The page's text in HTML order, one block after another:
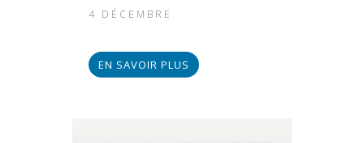
4 DÉCEMBRE
EN SAVOIR PLUS